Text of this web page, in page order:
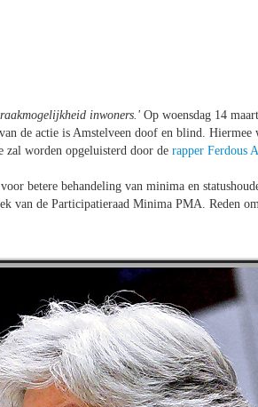
inwoners.' Op woensdag 14
de actie is Amstelveen doof en blind.
zal worden opgeluisterd door de rapper Ferdous
betere behandeling van minima en
van de Participatieraad Minima PMA. Reden